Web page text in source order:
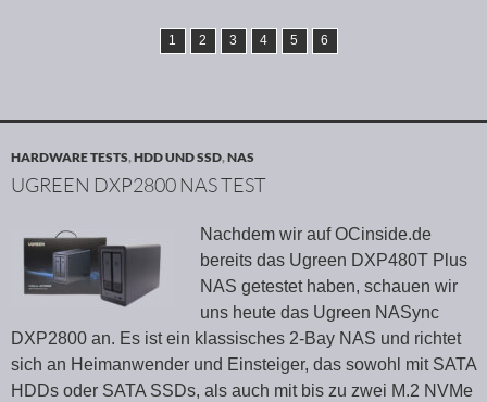
1 2 3 4 5 6
HARDWARE TESTS,HDD UND SSD,NAS
UGREEN DXP2800 NAS TEST
Nachdem wir auf OCinside.de
bereits das Ugreen DXP480T Plus
NAS getestet haben, schauen wir
uns heute das Ugreen NASync
DXP2800 an. Es ist ein klassisches 2-Bay NAS und richtet
sich an Heimanwender und Einsteiger, das sowohl mit SATA
HDDs oder SATA SSDs, als auch mit bis zu zwei M.2 NVMe